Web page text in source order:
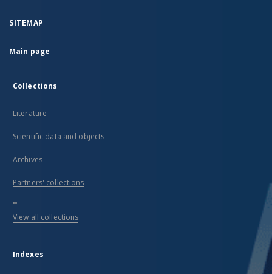
SITEMAP
Main page
Collections
Literature
Scientific data and objects
Archives
Partners' collections
...
View all collections
Indexes